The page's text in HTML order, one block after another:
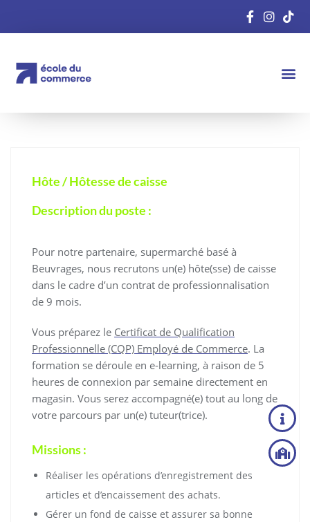
Hôte / Hôtesse de caisse
Description du poste :
Pour notre partenaire, supermarché basé à
Beuvrages, nous recrutons un(e) hôte(sse) de caisse
dans le cadre d’un contrat de professionnalisation
de 9 mois.
Vous préparez le Certificat de Qualification
Professionnelle (CQP) Employé de Commerce. La
formation se déroule en e-learning, à raison de 5
heures de connexion par semaine directement en
magasin. Vous serez accompagné(e) tout au long de
votre parcours par un(e) tuteur(trice).
Missions :
Réaliser les opérations d’enregistrement des
articles et d’encaissement des achats.
Gérer un fond de caisse et assurer sa bonne